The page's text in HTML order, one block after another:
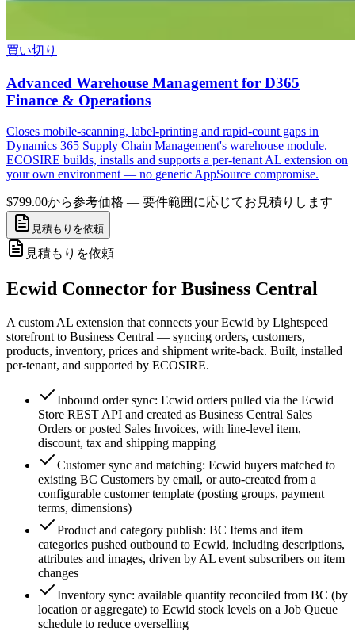
買い切り
Advanced Warehouse Management for D365
Finance & Operations
Closes mobile-scanning, label-printing and rapid-count gaps in
Dynamics 365 Supply Chain Management's warehouse module.
ECOSIRE builds, installs and supports a per-tenant AL extension on
your own environment — no generic AppSource compromise.
$799.00から参考価格 — 要件範囲に応じてお見積りします
見積もりを依頼
見積もりを依頼
Ecwid Connector for Business Central
A custom AL extension that connects your Ecwid by Lightspeed
storefront to Business Central — syncing orders, customers,
products, inventory, prices and shipment write-back. Built, installed
per-tenant, and supported by ECOSIRE.
Inbound order sync: Ecwid orders pulled via the Ecwid
Store REST API and created as Business Central Sales
Orders or posted Sales Invoices, with line-level item,
discount, tax and shipping mapping
Customer sync and matching: Ecwid buyers matched to
existing BC Customers by email, or auto-created from a
configurable customer template (posting groups, payment
terms, dimensions)
Product and category publish: BC Items and item
categories pushed outbound to Ecwid, including descriptions,
attributes and images, driven by AL event subscribers on item
changes
Inventory sync: available quantity reconciled from BC (by
location or aggregate) to Ecwid stock levels on a Job Queue
schedule to reduce overselling